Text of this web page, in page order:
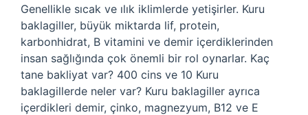
Genellikle sıcak ve ılık iklimlerde yetişirler. Kuru
baklagiller, büyük miktarda lif, protein,
karbonhidrat, B vitamini ve demir içerdiklerinden
insan sağlığında çok önemli bir rol oynarlar. Kaç
tane bakliyat var? 400 cins ve 10 Kuru
baklagillerde neler var? Kuru baklagiller ayrıca
içerdikleri demir, çinko, magnezyum, B12 ve E